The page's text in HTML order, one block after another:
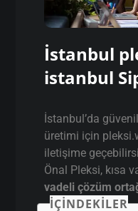
İstanbul
istanbul
İstanbul’da
üretimi için
iletişime
Önal Pleksi, kısa
vadeli çözüm
İÇINDEKILER